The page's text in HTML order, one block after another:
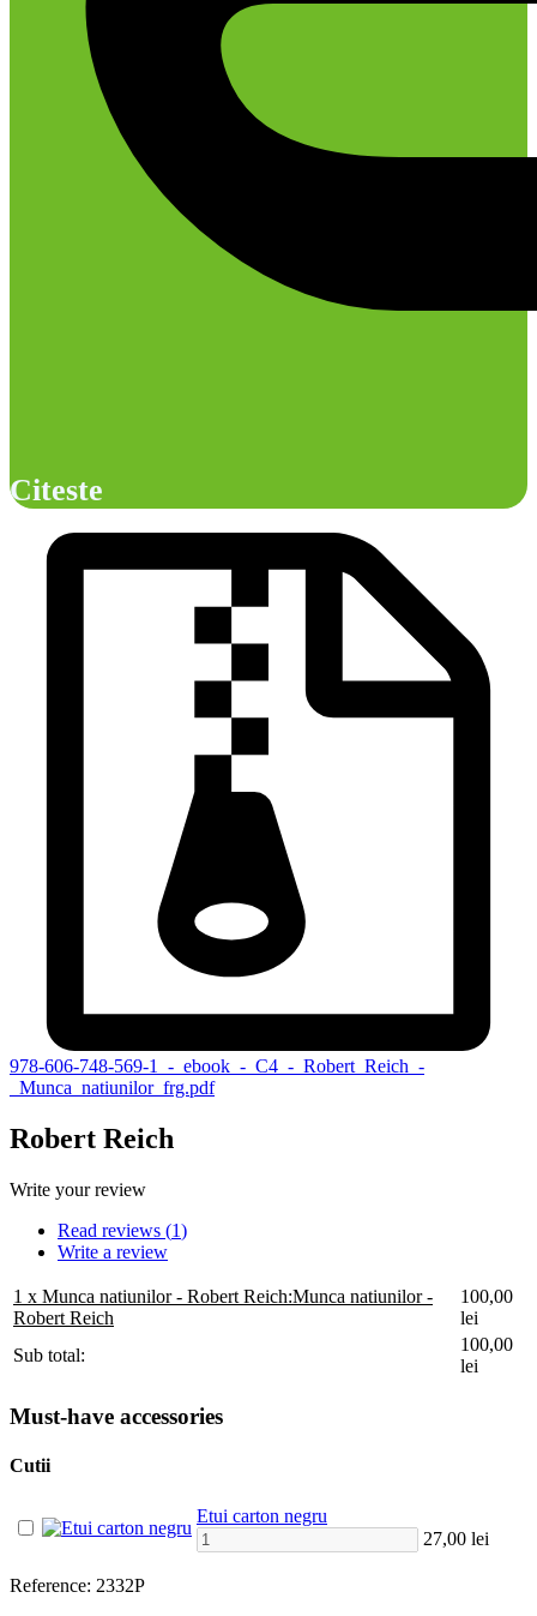
Citeste
978-606-748-569-1_-_ebook_-_C4_-_Robert_Reich_-
_Munca_natiunilor_frg.pdf
Robert Reich
Write your review
Read reviews (1)
Write a review
1 x Munca natiunilor - Robert Reich:Munca natiunilor -
Robert Reich
100,00
lei
Sub total:
100,00
lei
Must-have accessories
Cutii
Etui carton negru
27,00 lei
Reference: 2332P